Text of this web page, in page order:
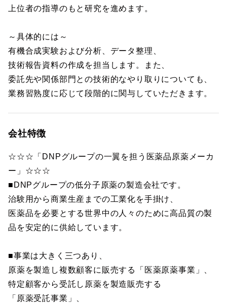
上位者の指導のもと研究を進めます。
～具体的には～
有機合成実験および分析、データ整理、
技術報告資料の作成を担当します。また、
委託先や関係部門との技術的なやり取りについても、
業務習熟度に応じて段階的に関与していただきます。
会社特徴
☆☆☆「DNPグループの一翼を担う医薬品原薬メーカ
ー」☆☆☆
■DNPグループの低分子原薬の製造会社です。
治験用から商業生産までの工業化を手掛け、
医薬品を必要とする世界中の人々のために高品質の製
品を安定的に供給しています。
■事業は大きく三つあり、
原薬を製造し複数顧客に販売する「医薬原薬事業」、
特定顧客から受託し原薬を製造販売する
「原薬受託事業」、